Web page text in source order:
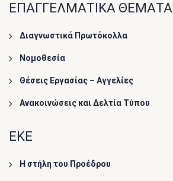
ΕΠΑΓΓΕΛΜΑΤΙΚΑ ΘΕΜΑΤΑ
Διαγνωστικά Πρωτόκολλα
Νομοθεσία
Θέσεις Εργασίας – Αγγελίες
Ανακοινώσεις και Δελτία Τύπου
ΕΚΕ
Η στήλη του Προέδρου